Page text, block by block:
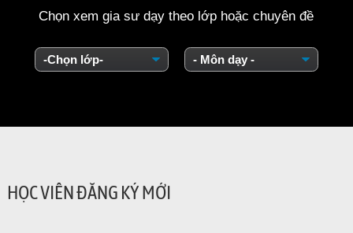
Chọn xem gia sư dạy theo lớp hoặc chuyên đề
HỌC VIÊN ĐĂNG KÝ MỚI